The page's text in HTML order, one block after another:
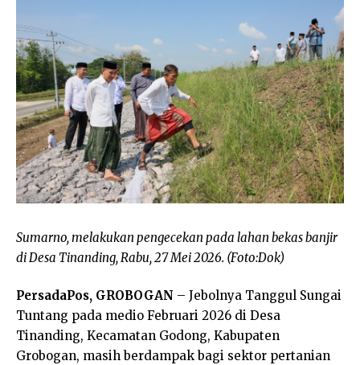
Sumarno, melakukan pengecekan pada lahan bekas banjir
di Desa Tinanding, Rabu, 27 Mei 2026. (Foto:Dok)
PersadaPos, GROBOGAN – Jebolnya Tanggul Sungai
Tuntang pada medio Februari 2026 di Desa
Tinanding, Kecamatan Godong, Kabupaten
Grobogan, masih berdampak bagi sektor pertanian